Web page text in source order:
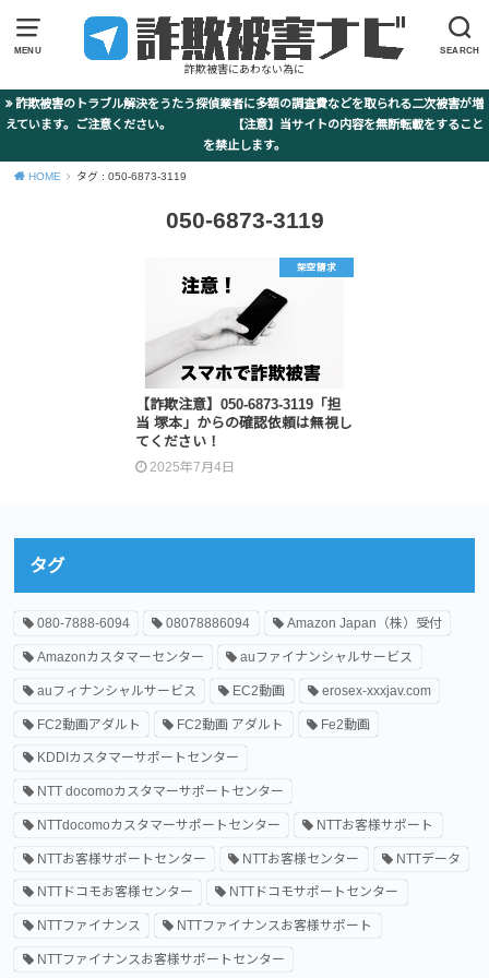
MENU SEARCH
詐欺被害にあわない為に
詐欺被害のトラブル解決をうたう探偵業者に多額の調査費などを取られる二次被害が増
えています。ご注意ください。 【注意】当サイトの内容を無断転載をすること
を禁止します。
HOME タグ : 050-6873-3119
050-6873-3119
架空請求
【詐欺注意】050-6873-3119「担
当 塚本」からの確認依頼は無視し
てください！
2025年7月4日
タグ
080-7888-6094 08078886094 Amazon Japan（株）受付
Amazonカスタマーセンター auファイナンシャルサービス
auフィナンシャルサービス EC2動画 erosex-xxxjav.com
FC2動画アダルト FC2動画 アダルト Fe2動画
KDDIカスタマーサポートセンター
NTT docomoカスタマーサポートセンター
NTTdocomoカスタマーサポートセンター NTTお客様サポート
NTTお客様サポートセンター NTTお客様センター NTTデータ
NTTドコモお客様センター NTTドコモサポートセンター
NTTファイナンス NTTファイナンスお客様サポート
NTTファイナンスお客様サポートセンター